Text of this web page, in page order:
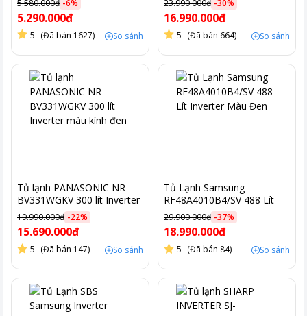
5.580.000đ -6%
5.290.000đ
5 (Đã bán 1627) So sánh
23.990.000đ -30%
16.990.000đ
5 (Đã bán 664) So sánh
Tủ lạnh PANASONIC NR-
BV331WGKV 300 lít Inverter
màu kính đen
19.990.000đ -22%
15.690.000đ
5 (Đã bán 147) So sánh
Tủ Lạnh Samsung
RF48A4010B4/SV 488 Lít
Inverter Màu Đen
29.900.000đ -37%
18.990.000đ
5 (Đã bán 84) So sánh